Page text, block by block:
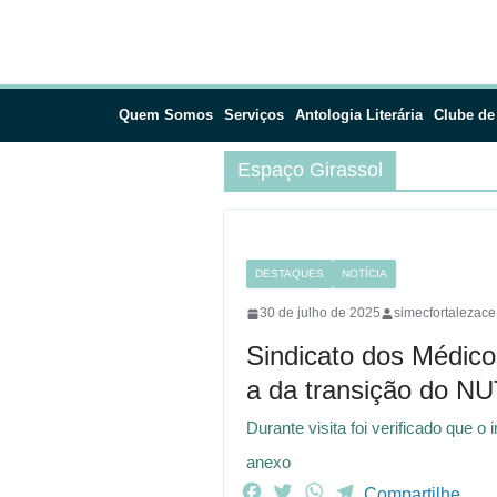
Quem Somos Serviços Antologia Literária Clube
Espaço Girassol
DESTAQUES NOTÍCIA
30 de julho de 2025 simecfortalezace
Sindicato dos
a da transição do
Durante visita foi verificado que o
anexo
F
T
W
T